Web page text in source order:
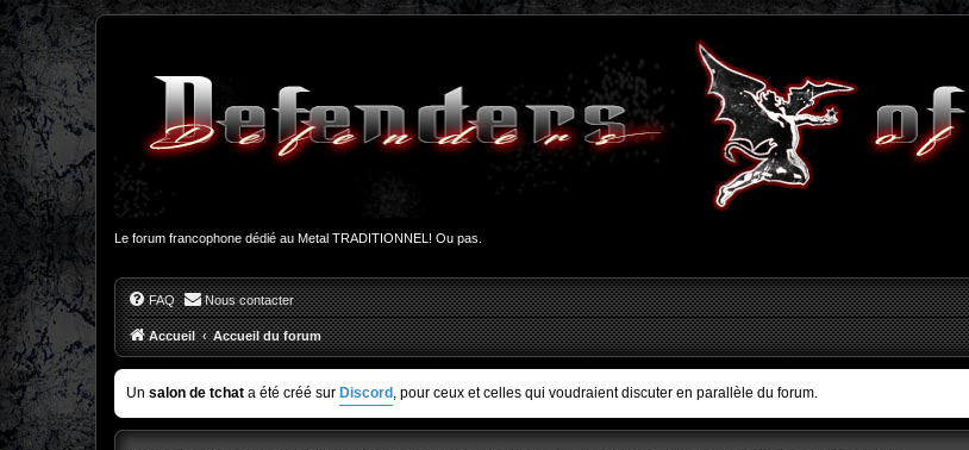
Le forum francophone dédié au Metal TRADITIONNEL! Ou pas.
FAQ Nous contacter
Accueil Accueil du forum
Un salon de tchat a été créé sur Discord , pour ceux et celles qui voudraient discuter en parallèle du forum.